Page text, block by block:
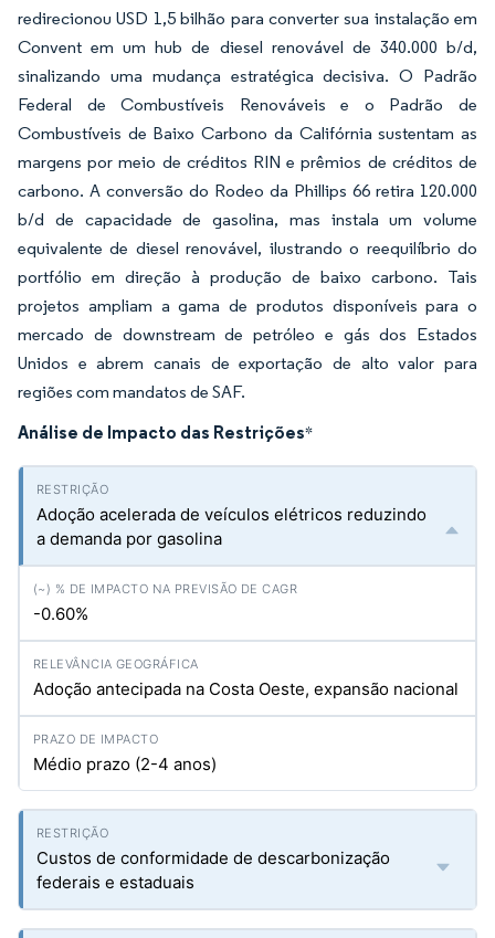
redirecionou USD 1,5 bilhão para converter sua instalação em
Convent em um hub de diesel renovável de 340.000 b/d,
sinalizando uma mudança estratégica decisiva. O Padrão
Federal de Combustíveis Renováveis e o Padrão de
Combustíveis de Baixo Carbono da Califórnia sustentam as
margens por meio de créditos RIN e prêmios de créditos de
carbono. A conversão do Rodeo da Phillips 66 retira 120.000
b/d de capacidade de gasolina, mas instala um volume
equivalente de diesel renovável, ilustrando o reequilíbrio do
portfólio em direção à produção de baixo carbono. Tais
projetos ampliam a gama de produtos disponíveis para o
mercado de downstream de petróleo e gás dos Estados
Unidos e abrem canais de exportação de alto valor para
regiões com mandatos de SAF.
Análise de Impacto das Restrições*
Adoção acelerada de veículos elétricos reduzindo
a demanda por gasolina
-0.60%
Adoção antecipada na Costa Oeste, expansão nacional
Médio prazo (2-4 anos)
Custos de conformidade de descarbonização
federais e estaduais